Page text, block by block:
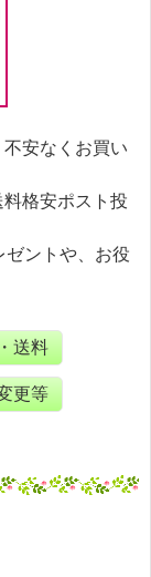
安なくお買い
格安ポスト投
ゼントや、お役
送料
更等